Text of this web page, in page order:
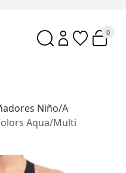
0
Niño/a
Aqua/Multi